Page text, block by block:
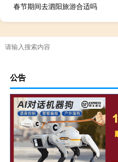
春节期间去泗阳旅游合适吗
公告